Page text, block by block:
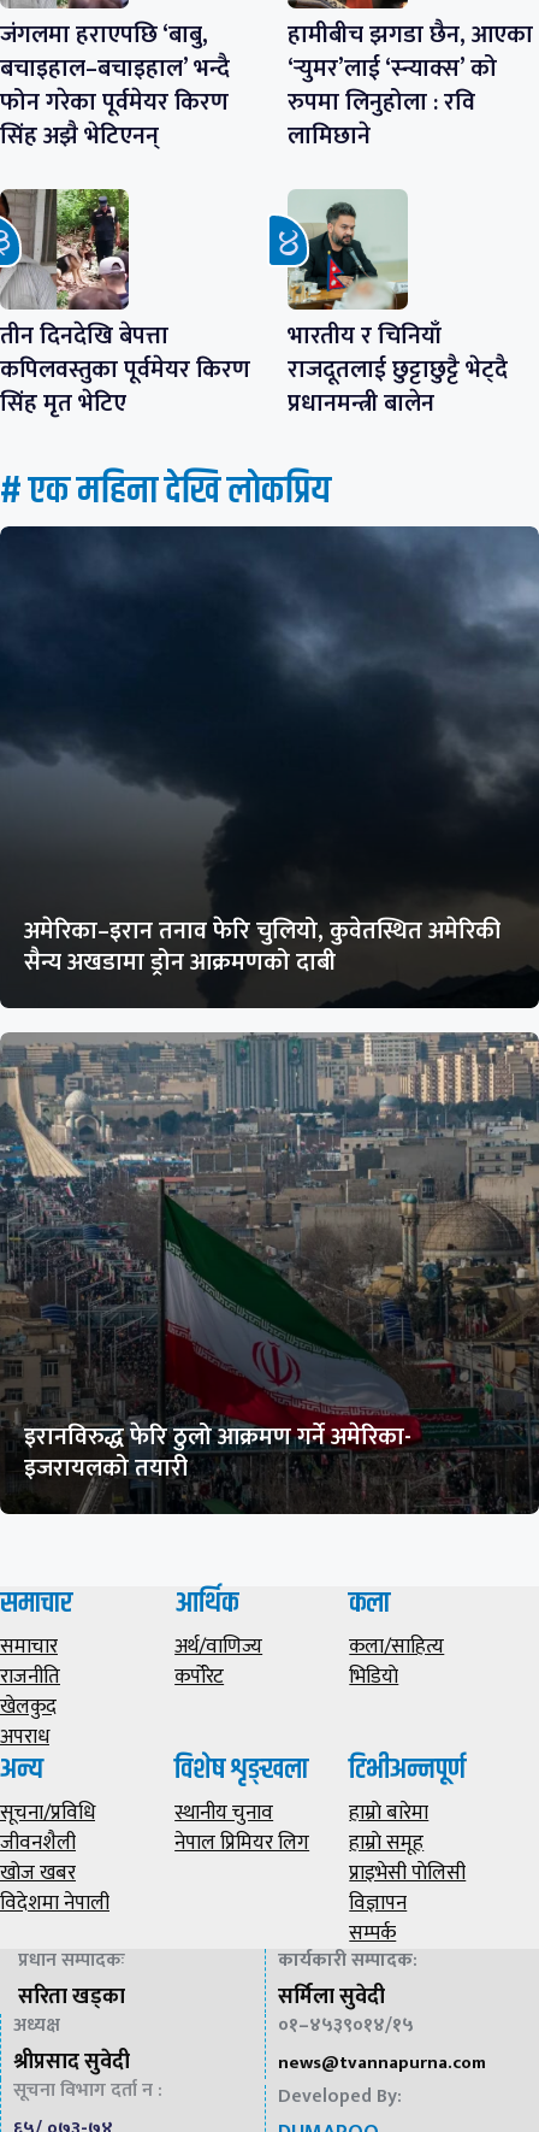
जंगलमा हराएपछि ‘बाबु,
बचाइहाल–बचाइहाल’ भन्दै
फोन गरेका पूर्वमेयर किरण
सिंह अझै भेटिएनन्
हामीबीच झगडा छैन, आएका
‘र्‍युमर’लाई ‘स्न्याक्स’ को
रुपमा लिनुहोला : रवि
लामिछाने
तीन दिनदेखि बेपत्ता
कपिलवस्तुका पूर्वमेयर किरण
सिंह मृत भेटिए
भारतीय र चिनियाँ
राजदूतलाई छुट्टाछुट्टै भेट्दै
प्रधानमन्त्री बालेन
# एक महिना देखि लाेकप्रिय
अमेरिका–इरान तनाव फेरि चुलियो, कुवेतस्थित अमेरिकी
सैन्य अखडामा ड्रोन आक्रमणको दाबी
इरानविरुद्ध फेरि ठुलो आक्रमण गर्ने अमेरिका-
इजरायलको तयारी
समाचार
समाचार
राजनीति
खेलकुद
अपराध
आर्थिक
अर्थ/वाणिज्य
कर्पोरेट
कला
कला/साहित्य
भिडियाे
अन्य
सूचना/प्रविधि
जीवनशैली
खोज खबर
विदेशमा नेपाली
विशेष शृङ्खला
स्थानीय चुनाव
नेपाल प्रिमियर लिग
टिभीअन्नपूर्ण
हाम्राे बारेमा
हाम्राे समूह
प्राइभेसी पाेलिसी
विज्ञापन
सम्पर्क
प्रधान सम्पादकः
सरिता खड्का
कार्यकारी सम्पादक:
सर्मिला सुवेदी
अध्यक्ष
श्रीप्रसाद सुवेदी
०१–४५३९०१४/१५
news@tvannapurna.com
सूचना विभाग दर्ता न :
Developed By: